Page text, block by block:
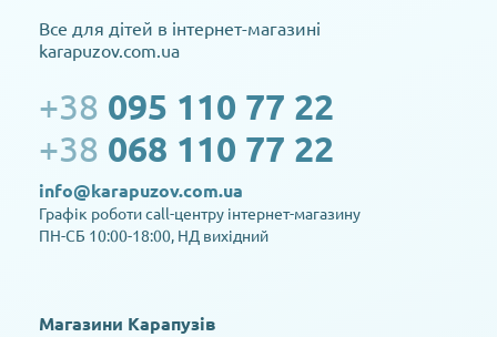
Все для дітей в інтернет-магазині
karapuzov.com.ua
+38 095 110 77 22
+38 068 110 77 22
info@karapuzov.com.ua
Графік роботи call-центру інтернет-магазину
ПН-СБ 10:00-18:00, НД вихідний
Магазини Карапузів